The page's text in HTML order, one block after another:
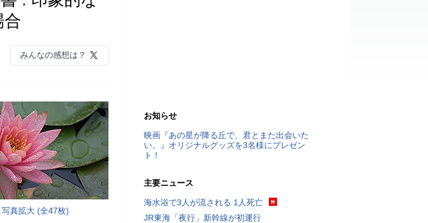
みんなの感想は？
写真拡大 (全47枚)
お知らせ
映画『あの星が降る丘で、君とまた出会いた
い。』オリジナルグッズを3名様にプレゼン
ト！
主要ニュース
海水浴で3人が流される 1人死亡
JR東海「夜行」新幹線が初運行